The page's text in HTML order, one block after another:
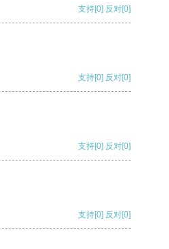
支持[0] 反对[0]
支持[0] 反对[0]
支持[0] 反对[0]
支持[0] 反对[0]